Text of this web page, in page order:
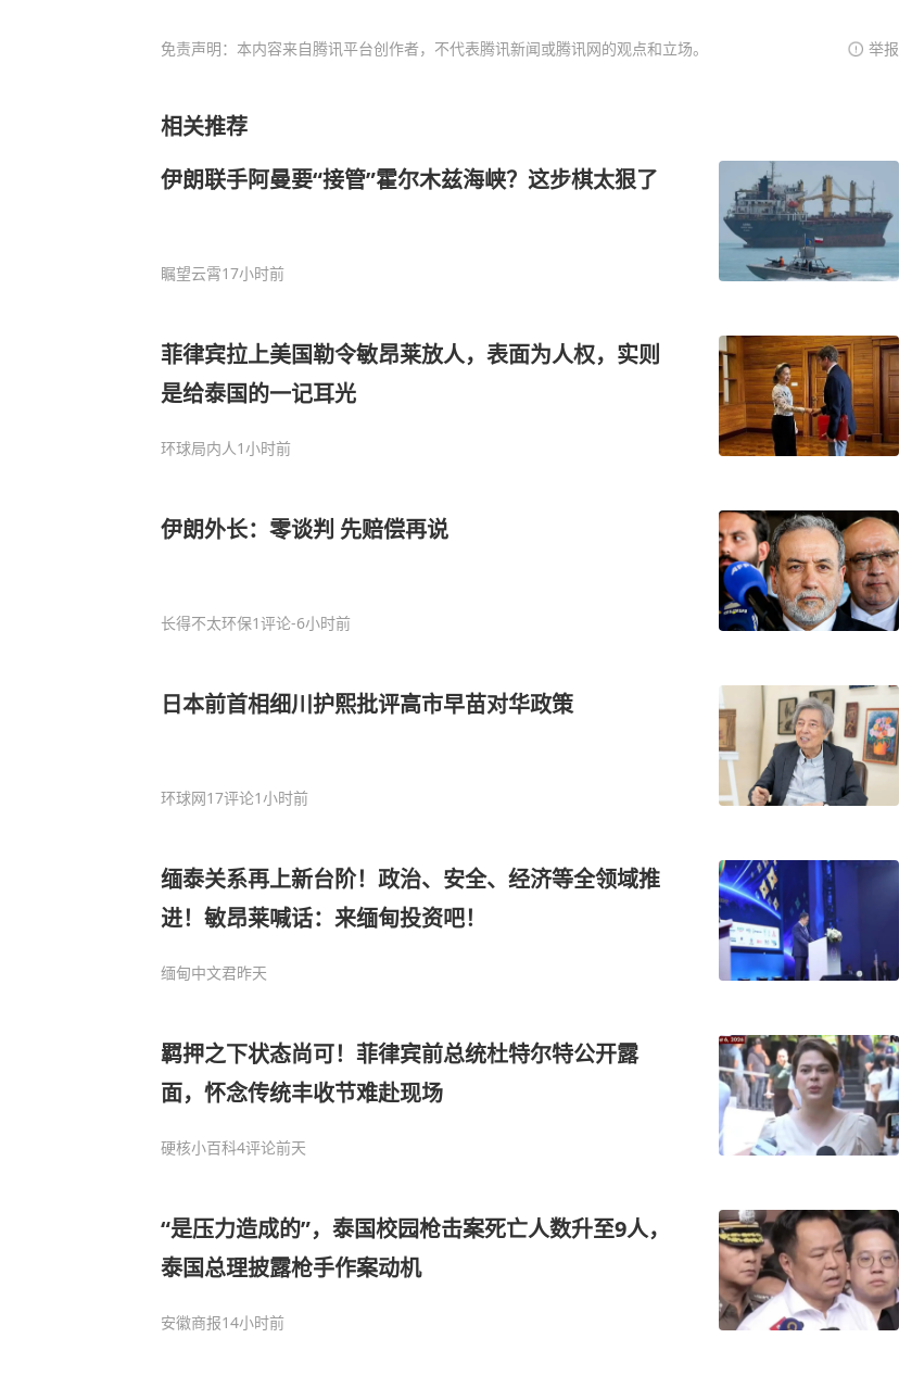
免责声明：本内容来自腾讯平台创作者，不代表腾讯新闻或腾讯网的观点和立场。 举报
相关推荐
伊朗联手阿曼要“接管”霍尔木兹海峡？这步棋太狠了
瞩望云霄17小时前
菲律宾拉上美国勒令敏昂莱放人，表面为人权，实则
是给泰国的一记耳光
环球局内人1小时前
伊朗外长：零谈判 先赔偿再说
长得不太环保1评论-6小时前
日本前首相细川护熙批评高市早苗对华政策
环球网17评论1小时前
缅泰关系再上新台阶！政治、安全、经济等全领域推
进！敏昂莱喊话：来缅甸投资吧！
缅甸中文君昨天
羁押之下状态尚可！菲律宾前总统杜特尔特公开露
面，怀念传统丰收节难赴现场
硬核小百科4评论前天
“是压力造成的”，泰国校园枪击案死亡人数升至9人，
泰国总理披露枪手作案动机
安徽商报14小时前